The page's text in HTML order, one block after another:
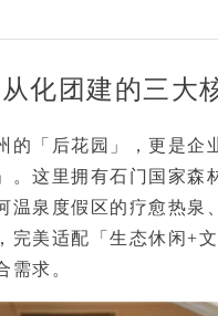
化团建的三大
的「后花园」，更是企
。这里拥有石门国家森
温泉度假区的疗愈热泉、
完美适配「生态休闲+
需求。